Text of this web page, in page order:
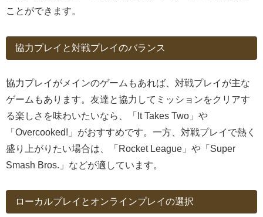
ことができます。
協力プレイと対戦プレイのバランス
協力プレイがメインのゲームもあれば、対戦プレイが主な
ゲームもあります。友達と協力してミッションをクリアす
る楽しさを味わいたいなら、「It Takes Two」や
「Overcooked!」がおすすめです。一方、対戦プレイで熱く
盛り上がりたい場合は、「Rocket League」や「Super
Smash Bros.」などが適しています。
ローカルプレイとオンラインプレイの選択